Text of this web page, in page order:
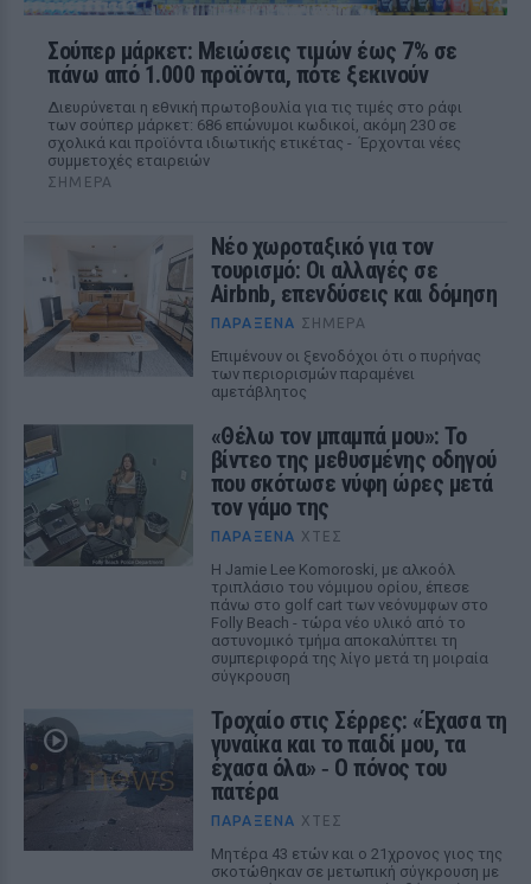
Σούπερ μάρκετ: Μειώσεις τιμών έως 7% σε
πάνω από 1.000 προϊόντα, πότε ξεκινούν
Διευρύνεται η εθνική πρωτοβουλία για τις τιμές στο ράφι
των σούπερ μάρκετ: 686 επώνυμοι κωδικοί, ακόμη 230 σε
σχολικά και προϊόντα ιδιωτικής ετικέτας - Έρχονται νέες
συμμετοχές εταιρειών
ΣΉΜΕΡΑ
Νέο χωροταξικό για τον
τουρισμό: Οι αλλαγές σε
Airbnb, επενδύσεις και δόμηση
ΠΑΡΆΞΕΝΑ ΣΉΜΕΡΑ
Επιμένουν οι ξενοδόχοι ότι ο πυρήνας
των περιορισμών παραμένει
αμετάβλητος
«Θέλω τον μπαμπά μου»: Το
βίντεο της μεθυσμένης οδηγού
που σκότωσε νύφη ώρες μετά
τον γάμο της
ΠΑΡΆΞΕΝΑ ΧΤΕΣ
Η Jamie Lee Komoroski, με αλκοόλ
τριπλάσιο του νόμιμου ορίου, έπεσε
πάνω στο golf cart των νεόνυμφων στο
Folly Beach - τώρα νέο υλικό από το
αστυνομικό τμήμα αποκαλύπτει τη
συμπεριφορά της λίγο μετά τη μοιραία
σύγκρουση
Τροχαίο στις Σέρρες: «Έχασα τη
γυναίκα και το παιδί μου, τα
έχασα όλα» ‑ Ο πόνος του
πατέρα
ΠΑΡΆΞΕΝΑ ΧΤΕΣ
Μητέρα 43 ετών και ο 21χρονος γιος της
σκοτώθηκαν σε μετωπική σύγκρουση με